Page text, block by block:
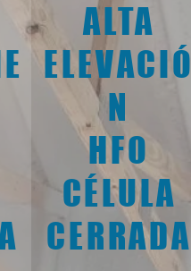
ALTA
ELEVACIÓ
N
HFO
CÉLULA
CERRADA